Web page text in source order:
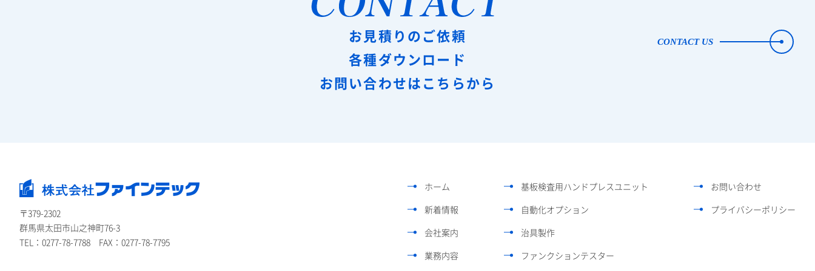
お見積りのご依頼
各種ダウンロード
お問い合わせはこちらから
CONTACT US
〒379-2302
群馬県太田市山之神町76-3
TEL： 0277-78-7788 FAX：0277-78-7795
ホーム
新着情報
会社案内
業務内容
基板検査用ハンドプレスユニット
自動化オプション
治具製作
ファンクションテスター
お問い合わせ
プライバシーポリシー